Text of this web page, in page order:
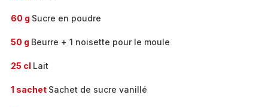
60 g Sucre en poudre
50 g Beurre + 1 noisette pour le moule
25 cl Lait
1 sachet Sachet de sucre vanillé